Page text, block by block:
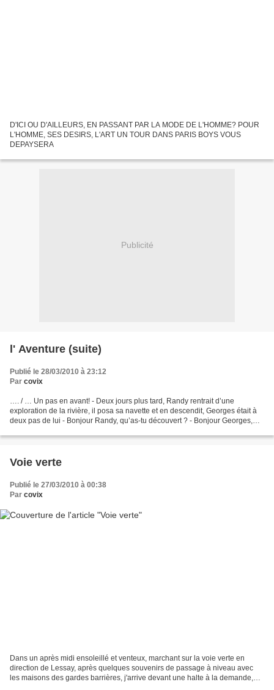
D'ICI OU D'AILLEURS, EN PASSANT PAR LA MODE DE L'HOMME? POUR
L'HOMME, SES DESIRS, L'ART UN TOUR DANS PARIS BOYS VOUS
DEPAYSERA
Publicité
l' Aventure (suite)
Publié le 28/03/2010 à 23:12
Par covix
…. / … Un pas en avant! - Deux jours plus tard, Randy rentrait d’une
exploration de la rivière, il posa sa navette et en descendit, Georges était à
deux pas de lui - Bonjour Randy, qu’as-tu découvert ? - Bonjour Georges,
Voie verte
Publié le 27/03/2010 à 00:38
Par covix
Dans un après midi ensoleillé et venteux, marchant sur la voie verte en
direction de Lessay, après quelques souvenirs de passage à niveau avec
les maisons des gardes barrières, j'arrive devant une halte à la demande,